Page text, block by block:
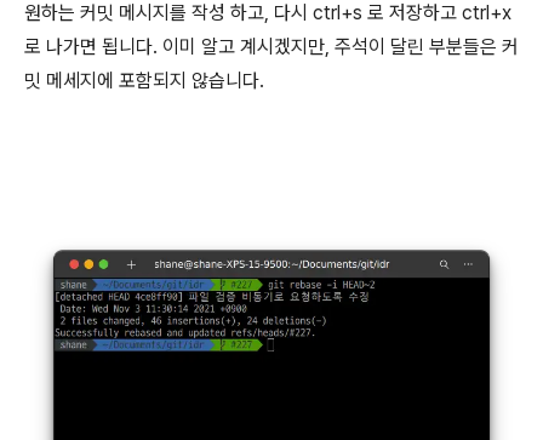
원하는 커밋 메시지를 작성 하고, 다시 ctrl+s 로 저장하고 ctrl+x
로 나가면 됩니다. 이미 알고 계시겠지만, 주석이 달린 부분들은 커
밋 메세지에 포함되지 않습니다.